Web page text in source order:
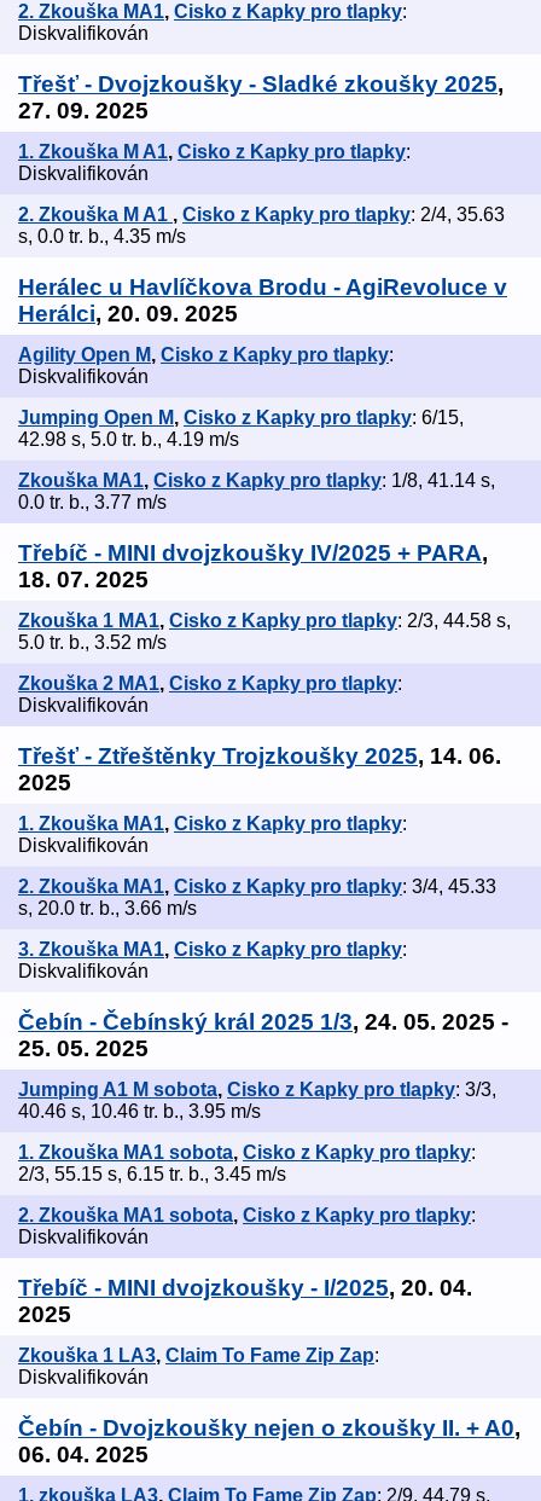
2. Zkouška MA1, Cisko z Kapky pro tlapky:
Diskvalifikován
Třešť - Dvojzkoušky - Sladké zkoušky 2025,
27. 09. 2025
1. Zkouška M A1, Cisko z Kapky pro tlapky:
Diskvalifikován
2. Zkouška M A1 , Cisko z Kapky pro tlapky: 2/4, 35.63
s, 0.0 tr. b., 4.35 m/s
Herálec u Havlíčkova Brodu - AgiRevoluce v
Herálci, 20. 09. 2025
Agility Open M, Cisko z Kapky pro tlapky:
Diskvalifikován
Jumping Open M, Cisko z Kapky pro tlapky: 6/15,
42.98 s, 5.0 tr. b., 4.19 m/s
Zkouška MA1, Cisko z Kapky pro tlapky: 1/8, 41.14 s,
0.0 tr. b., 3.77 m/s
Třebíč - MINI dvojzkoušky IV/2025 + PARA,
18. 07. 2025
Zkouška 1 MA1, Cisko z Kapky pro tlapky: 2/3, 44.58 s,
5.0 tr. b., 3.52 m/s
Zkouška 2 MA1, Cisko z Kapky pro tlapky:
Diskvalifikován
Třešť - Ztřeštěnky Trojzkoušky 2025, 14. 06.
2025
1. Zkouška MA1, Cisko z Kapky pro tlapky:
Diskvalifikován
2. Zkouška MA1, Cisko z Kapky pro tlapky: 3/4, 45.33
s, 20.0 tr. b., 3.66 m/s
3. Zkouška MA1, Cisko z Kapky pro tlapky:
Diskvalifikován
Čebín - Čebínský král 2025 1/3, 24. 05. 2025 -
25. 05. 2025
Jumping A1 M sobota, Cisko z Kapky pro tlapky: 3/3,
40.46 s, 10.46 tr. b., 3.95 m/s
1. Zkouška MA1 sobota, Cisko z Kapky pro tlapky:
2/3, 55.15 s, 6.15 tr. b., 3.45 m/s
2. Zkouška MA1 sobota, Cisko z Kapky pro tlapky:
Diskvalifikován
Třebíč - MINI dvojzkoušky - I/2025, 20. 04.
2025
Zkouška 1 LA3, Claim To Fame Zip Zap:
Diskvalifikován
Čebín - Dvojzkoušky nejen o zkoušky II. + A0,
06. 04. 2025
1. zkouška LA3, Claim To Fame Zip Zap: 2/9, 44.79 s,